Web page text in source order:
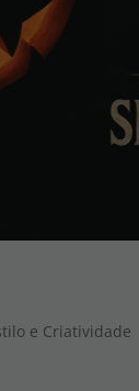
e Criatividade